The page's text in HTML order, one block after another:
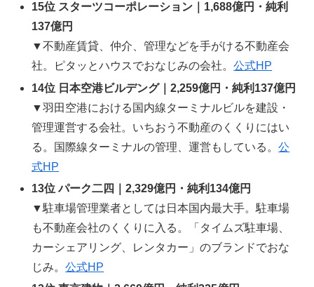
15位 スターツコーポレーション｜1,688億円・純利
137億円
▼不動産賃貸、仲介、管理などを手がける不動産会
社。ピタッとハウスでおなじみの会社。公式HP
14位 日本空港ビルデング｜2,259億円・純利137億円
▼羽田空港における国内線ターミナルビルを建設・
管理運営する会社。いちおう不動産のくくりにはい
る。国際線ターミナルの管理、運営もしている。公
式HP
13位 パーク二四｜2,329億円・純利134億円
▼駐車場管理業者としては日本国内最大手。駐車場
も不動産会社のくくりに入る。「タイムズ駐車場、
カーシェアリング、レンタカー」のブランドでおな
じみ。公式HP